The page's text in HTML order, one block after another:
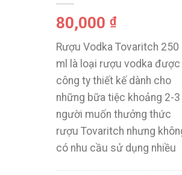
80,000 ₫
Rượu Vodka Tovaritch 250
ml là loại rượu vodka được
công ty thiết kế dành cho
những bữa tiệc khoảng 2-3
người muốn thưởng thức
rượu Tovaritch nhưng
có nhu cầu sử dụng nhiều